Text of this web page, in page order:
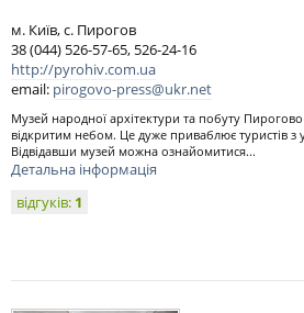
м. Київ, с. Пирогов
38 (044) 526-57-65, 526-24-16
http://pyrohiv.com.ua
email: pirogovo-press@ukr.net
Музей народної архітектури та побуту Пирогово
відкритим небом. Це дуже приваблює туристів з
Відвідавши музей можна ознайомитися...
Детальна інформація
відгуків: 1